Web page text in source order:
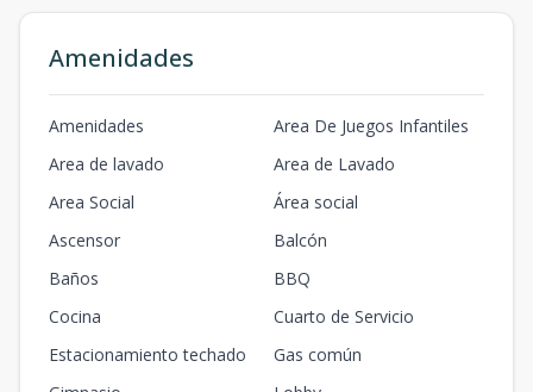
Amenidades
Amenidades
Area De Juegos Infantiles
Area de lavado
Area de Lavado
Area Social
Área social
Ascensor
Balcón
Baños
BBQ
Cocina
Cuarto de Servicio
Estacionamiento techado
Gas común